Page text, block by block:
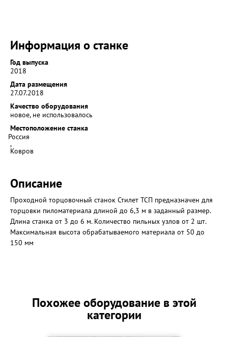
Информация о станке
Год выпуска
2018
Дата размещения
27.07.2018
Качество оборудования
новое, не использовалось
Местоположение станка
Россия
,
Ковров
Описание
Проходной торцовочный станок Стилет ТСП предназначен для
торцовки пиломатериала длиной до 6,3 м в заданный размер.
Длина станка от 3 до 6 м. Количество пильных узлов от 2 шт.
Максимальная высота обрабатываемого материала от 50 до
150 мм
Похожее оборудование в этой
категории